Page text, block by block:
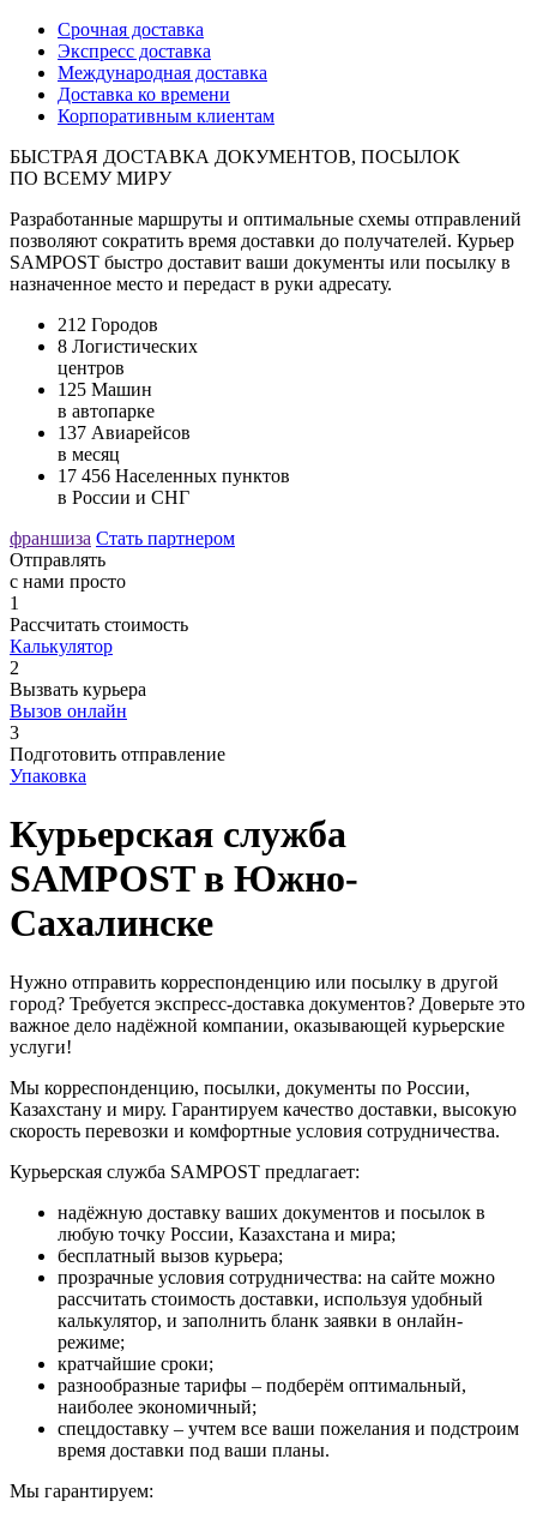
Срочная доставка
Экспресс доставка
Международная доставка
Доставка ко времени
Корпоративным клиентам
БЫСТРАЯ ДОСТАВКА ДОКУМЕНТОВ, ПОСЫЛОК
ПО ВСЕМУ МИРУ
Разработанные маршруты и оптимальные схемы отправлений
позволяют сократить время доставки до получателей. Курьер
SAMPOST быстро доставит ваши документы или посылку в
назначенное место и передаст в руки адресату.
212 Городов
8 Логистических
центров
125 Машин
в автопарке
137 Авиарейсов
в месяц
17 456 Населенных пунктов
в России и СНГ
франшиза Стать партнером
Отправлять
с нами просто
1
Рассчитать стоимость
Калькулятор
2
Вызвать курьера
Вызов онлайн
3
Подготовить отправление
Упаковка
Курьерская служба
SAMPOST в Южно-
Сахалинске
Нужно отправить корреспонденцию или посылку в другой
город? Требуется экспресс-доставка документов? Доверьте это
важное дело надёжной компании, оказывающей курьерские
услуги!
Мы корреспонденцию, посылки, документы по России,
Казахстану и миру. Гарантируем качество доставки, высокую
скорость перевозки и комфортные условия сотрудничества.
Курьерская служба SAMPOST предлагает:
надёжную доставку ваших документов и посылок в
любую точку России, Казахстана и мира;
бесплатный вызов курьера;
прозрачные условия сотрудничества: на сайте можно
рассчитать стоимость доставки, используя удобный
калькулятор, и заполнить бланк заявки в онлайн-
режиме;
кратчайшие сроки;
разнообразные тарифы – подберём оптимальный,
наиболее экономичный;
спецдоставку – учтем все ваши пожелания и подстроим
время доставки под ваши планы.
Мы гарантируем: